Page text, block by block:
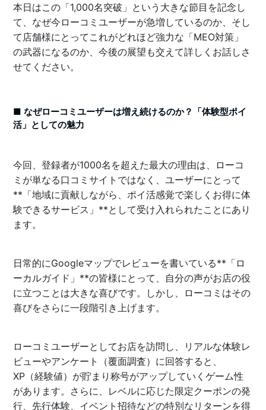
本日はこの「1,000名突破」という大きな節目を記念し
て、なぜ今ローコミユーザーが急増しているのか、そし
て店舗様にとってこれがどれほど強力な「MEO対策」
の武器になるのか、今後の展望も交えて詳しくお話しさ
せてください。
■ なぜローコミユーザーは増え続けるのか？「体験型ポイ
活」としての魅力
今回、登録者が1000名を超えた最大の理由は、ローコ
ミが単なる口コミサイトではなく、ユーザーにとって
**「地域に貢献しながら、ポイ活感覚で楽しくお得に体
験できるサービス」**として受け入れられたことにあり
ます。
日常的にGoogleマップでレビューを書いている**「ロ
ーカルガイド」**の皆様にとって、自分の声がお店の役
に立つことは大きな喜びです。しかし、ローコミはその
喜びをさらに一段階引き上げます。
ローコミユーザーとしてお店を訪問し、リアルな体験レ
ビューやアンケート（覆面調査）に回答すると、
XP（経験値）が貯まり称号がアップしていくゲーム性
があります。さらに、レベルに応じた限定クーポンの発
行、先行体験、イベント招待などの特別なリターンを得